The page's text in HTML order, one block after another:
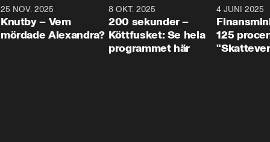
31:05
25 NOV. 2025
Knutby – Vem
mördade Alexandra?
4:29
8 OKT. 2025
200 sekunder –
Köttfusket: Se hela
programmet här
4 JUNI 2025
125